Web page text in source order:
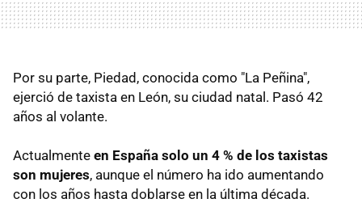
Por su parte, Piedad, conocida como "La Peñina",
ejerció de taxista en León, su ciudad natal. Pasó 42
años al volante.
Actualmente en España solo un 4 % de los taxistas
son mujeres, aunque el número ha ido aumentando
con los años hasta doblarse en la última década.